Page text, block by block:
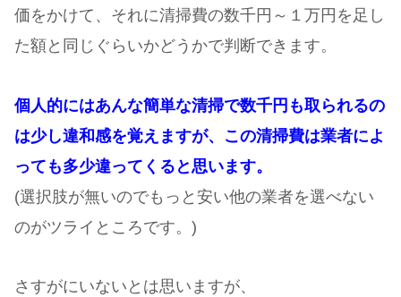
価をかけて、それに清掃費の数千円～１万円を足し
た額と同じぐらいかどうかで判断できます。
個人的にはあんな簡単な清掃で数千円も取られるの
は少し違和感を覚えますが、この清掃費は業者によ
っても多少違ってくると思います。
(選択肢が無いのでもっと安い他の業者を選べない
のがツライところです。)
さすがにいないとは思いますが、